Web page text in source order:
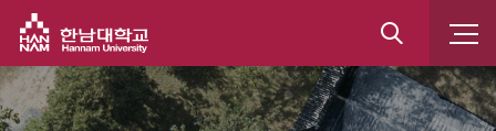
통
합